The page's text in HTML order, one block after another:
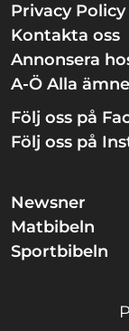
Privacy Policy
Kontakta oss
Annonsera
A-Ö Alla
Följ oss på
Följ oss på
Newsner
Matbibeln
Sportbibeln